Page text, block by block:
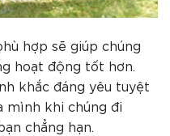
hợp sẽ giúp chúng
hoạt động tốt hơn.
khắc đáng yêu tuyệt
mình khi chúng đi
chẳng hạn.